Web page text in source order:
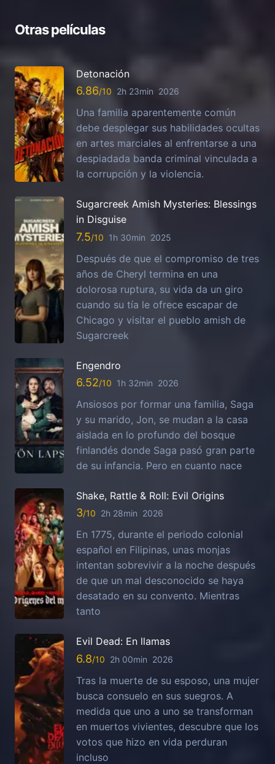
Otras películas
Detonación
6.86 2h 23min 2026
Una familia aparentemente común
debe desplegar sus habilidades ocultas
en artes marciales al enfrentarse a una
despiadada banda criminal vinculada a
la corrupción y la violencia.
Sugarcreek Amish Mysteries: Blessings
in Disguise
7.5 1h 30min 2025
Después de que el compromiso de tres
años de Cheryl termina en una
dolorosa ruptura, su vida da un giro
cuando su tía le ofrece escapar de
Chicago y visitar el pueblo amish de
Sugarcreek
Engendro
6.52 1h 32min 2026
Ansiosos por formar una familia, Saga
y su marido, Jon, se mudan a la casa
aislada en lo profundo del bosque
finlandés donde Saga pasó gran parte
de su infancia. Pero en cuanto nace
Shake, Rattle & Roll: Evil Origins
3 2h 28min 2026
En 1775, durante el periodo colonial
español en Filipinas, unas monjas
intentan sobrevivir a la noche después
de que un mal desconocido se haya
desatado en su convento. Mientras
tanto
Evil Dead: En llamas
6.8 2h 00min 2026
Tras la muerte de su esposo, una mujer
busca consuelo en sus suegros. A
medida que uno a uno se transforman
en muertos vivientes, descubre que los
votos que hizo en vida perduran
incluso